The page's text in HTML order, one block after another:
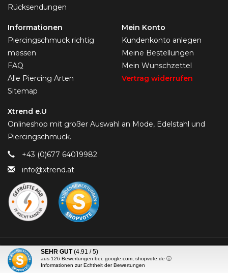
Rücksendungen
Informationen
Piercingschmuck richtig
messen
FAQ
Alle Piercing Arten
Sitemap
Mein Konto
Kundenkonto anlegen
Meine Bestellungen
Mein Wunschzettel
Vertrag widerrufen
Xtrend e.U
Onlineshop mit großer Auswahl an Mode, Edelstahl und
Piercingschmuck.
+43 (0)677 64019982
info@xtrend.at
© Copyright 2026 Piercing-Trend.com -
SEHR GUT (4.91 / 5)
aus 126 Bewertungen bei: google.com, shopvote.de ⓘ
Informationen zur Echtheit der Bewertungen